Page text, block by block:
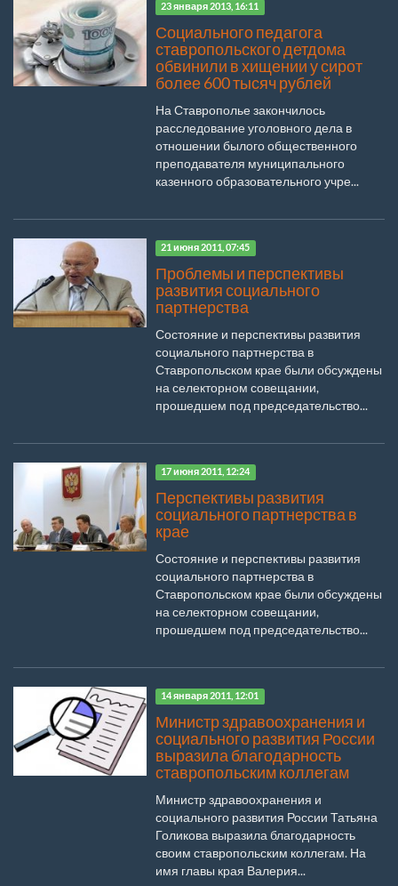
23 января 2013, 16:11
Социального педагога
ставропольского детдома
обвинили в хищении у сирот
более 600 тысяч рублей
На Ставрополье закончилось
расследование уголовного дела в
отношении былого общественного
преподавателя муниципального
казенного образовательного учре...
21 июня 2011, 07:45
Проблемы и перспективы
развития социального
партнерства
Состояние и перспективы развития
социального партнерства в
Ставропольском крае были обсуждены
на селекторном совещании,
прошедшем под председательство...
17 июня 2011, 12:24
Перспективы развития
социального партнерства в
крае
Состояние и перспективы развития
социального партнерства в
Ставропольском крае были обсуждены
на селекторном совещании,
прошедшем под председательство...
14 января 2011, 12:01
Министр здравоохранения и
социального развития России
выразила благодарность
ставропольским коллегам
Министр здравоохранения и
социального развития России Татьяна
Голикова выразила благодарность
своим ставропольским коллегам. На
имя главы края Валерия...